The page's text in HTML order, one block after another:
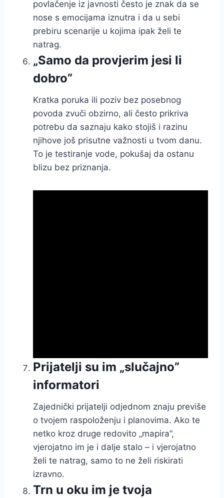
povlačenje iz javnosti često je znak da se
nose s emocijama iznutra i da u sebi
prebiru scenarije u kojima ipak želi te
natrag.
„Samo da provjerim jesi li
dobro”
Kratka poruka ili poziv bez posebnog
povoda zvuči obzirno, ali često prikriva
potrebu da saznaju kako stojiš i razinu
njihove još prisutne važnosti u tvom danu.
To je testiranje vode, pokušaj da ostanu
blizu bez priznanja.
Prijatelji su im „slučajno”
informatori
Zajednički prijatelji odjednom znaju previše
o tvojem raspoloženju i planovima. Ako te
netko kroz druge redovito „mapira”,
vjerojatno im je i dalje stalo – i vjerojatno
želi te natrag, samo to ne želi riskirati
izravno.
Trn u oku im je tvoja